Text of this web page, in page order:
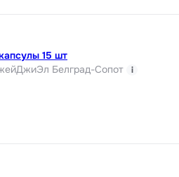
15 шт
Белград-Сопот i